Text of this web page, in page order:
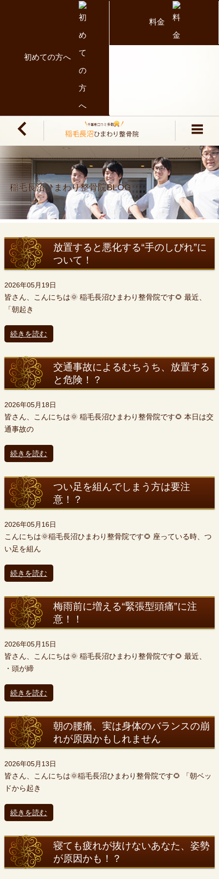
初めての方へ
料金
稲毛長沼ひまわり整骨院BLOG
放置すると悪化する“手のしびれ”に
ついて！
2026年05月19日
皆さん、こんにちは🌞 稲毛長沼ひまわり整骨院です🌻 最近、
「朝起き
続きを読む
交通事故によるむちうち、放置する
と危険！？
2026年05月18日
皆さん、こんにちは🌞 稲毛長沼ひまわり整骨院です🌻 本日は交
通事故の
続きを読む
つい足を組んでしまう方は要注
意！？
2026年05月16日
こんにちは🌞稲毛長沼ひまわり整骨院です🌻 座っている時、つ
い足を組ん
続きを読む
梅雨前に増える“緊張型頭痛”に注
意！！
2026年05月15日
皆さん、こんにちは🌞 稲毛長沼ひまわり整骨院です🌻 最近、
・頭が締
続きを読む
朝の腰痛、実は身体のバランスの崩
れが原因かもしれません
2026年05月13日
皆さん、こんにちは🌞稲毛長沼ひまわり整骨院です🌻 「朝ベッ
ドから起き
続きを読む
寝ても疲れが抜けないあなた、姿勢
が原因かも！？